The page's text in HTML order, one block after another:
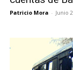
Patricio Mora - Junio